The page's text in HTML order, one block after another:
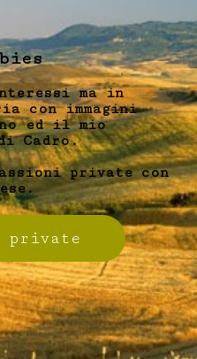
ma in
con immagini
ed il mio
Cadro.
private con
private